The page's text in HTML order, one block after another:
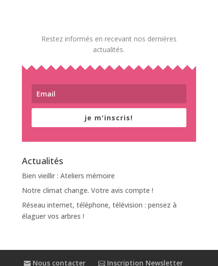
Restez informés en recevant nos dernières
actualités.
je m'inscris!
Actualités
Bien vieillir : Ateliers mémoire
Notre climat change. Votre avis compte !
Réseau internet, téléphone, télévision : pensez à
élaguer vos arbres !
Nous contacter Inscription Newsletter